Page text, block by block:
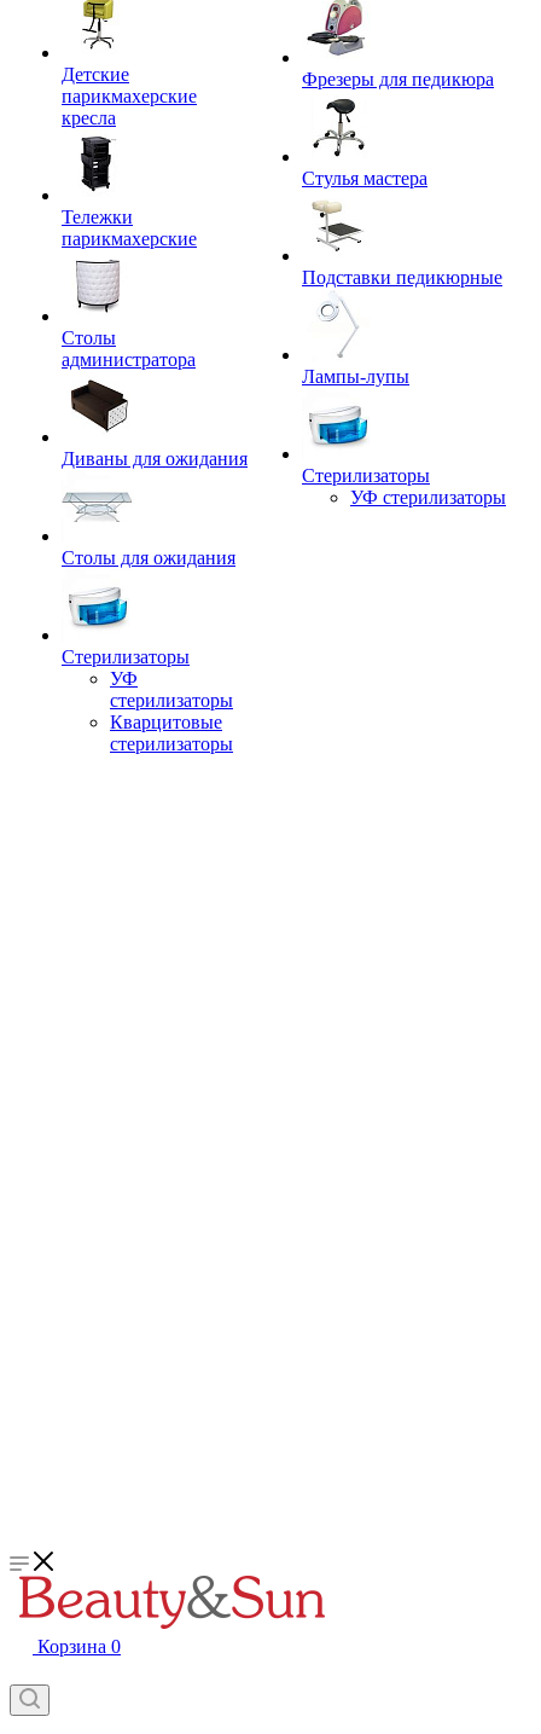
Детские
парикмахерские
кресла
Тележки
парикмахерские
Столы
администратора
Диваны для ожидания
Столы для ожидания
Стерилизаторы
УФ
стерилизаторы
Кварцитовые
стерилизаторы
Фрезеры для педикюра
Стулья мастера
Подставки педикюрные
Лампы-лупы
Стерилизаторы
УФ стерилизаторы
Корзина 0